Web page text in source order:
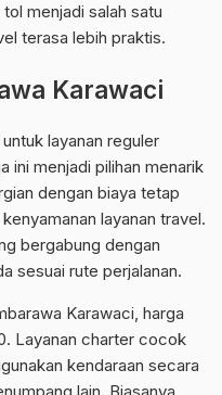
menjadi salah satu
terasa lebih praktis.
Karawaci
layanan reguler
ini menjadi pilihan menarik
dengan biaya tetap
layanan travel.
bergabung dengan
sesuai rute perjalanan.
Karawaci, harga
Layanan charter cocok
kendaraan secara